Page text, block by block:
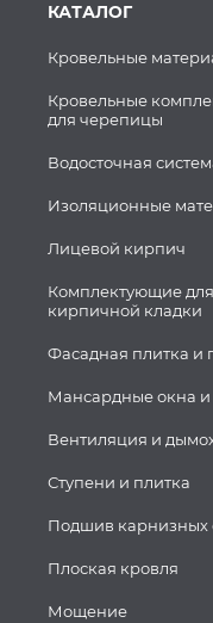
КАТАЛОГ
Кровельные
Кровельные
для черепицы
Водосточная
Изоляционные
Лицевой кирпич
Комплектующие для
кирпичной кладки
Фасадная плитка и
Мансардные окна и
Вентиляция и
Ступени и плитка
Подшив карнизных
Плоская кровля
Мощение